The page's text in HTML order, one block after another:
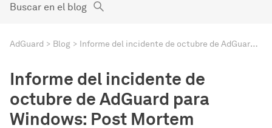
Buscar en el blog
AdGuard Blog Informe del incidente de octubre de AdGuard para Windows: Post Mortem
Informe del incidente de
octubre de AdGuard para
Windows: Post Mortem